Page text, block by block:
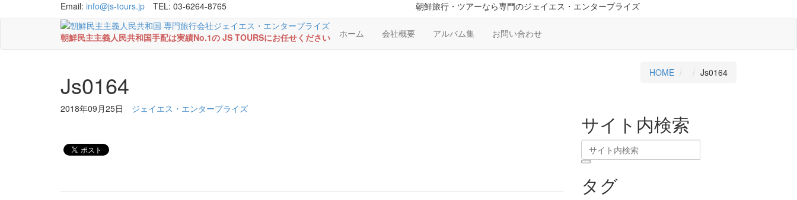
Email: info@js-tours.jp TEL: 03-6264-8765 朝鮮旅行・ツアーなら専門のジェイエス・エンタープライズ
朝鮮民主主義人民共和国手配は実績No.1の JS TOURSにお任せください ホーム 会社概要 アルバム集 お問い合わせ
Js0164 HOME Js0164
2018年09月25日 ジェイエス・エンタープライズ
サイト内検索
タグ